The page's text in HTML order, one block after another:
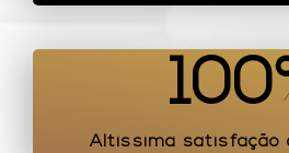
Altíssima satisfação
100